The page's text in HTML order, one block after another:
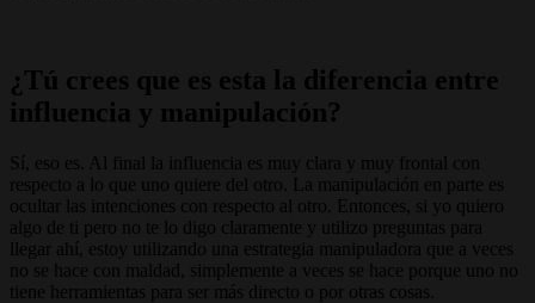
¿Tú crees que es esta la diferencia entre
influencia y manipulación?
Sí, eso es. Al final la influencia es muy clara y muy frontal con
respecto a lo que uno quiere del otro. La manipulación en parte es
ocultar las intenciones con respecto al otro. Entonces, si yo quiero
algo de ti pero no te lo digo claramente y utilizo preguntas para
llegar ahí, estoy utilizando una estrategia manipuladora que a veces
no se hace con maldad, simplemente a veces se hace porque uno no
tiene herramientas para ser más directo o por otras cosas.